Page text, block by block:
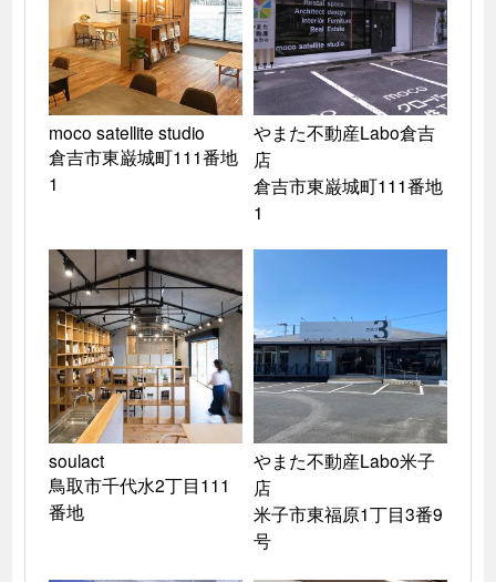
moco satellite studio
倉吉市東巌城町111番地
1
やまた不動産Labo倉吉
店
倉吉市東巌城町111番地
1
soulact
鳥取市千代水2丁目111
番地
やまた不動産Labo米子
店
米子市東福原1丁目3番9
号